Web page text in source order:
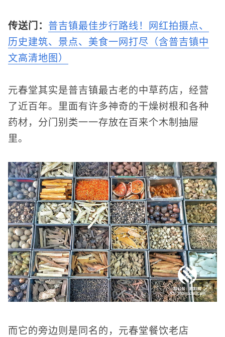
传送门： 普吉镇最佳步行路线！网红拍摄点、
历史建筑、景点、美食一网打尽（含普吉镇中
文高清地图）
元春堂其实是普吉镇最古老的中草药店，经营
了近百年。里面有许多神奇的干燥树根和各种
药材，分门别类一一存放在百来个木制抽屉
里。
而它的旁边则是同名的，元春堂餐饮老店